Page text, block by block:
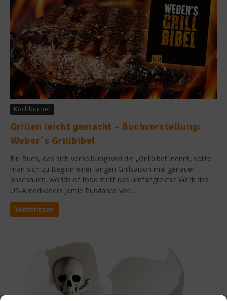
Kochbücher
Grillen leicht gemacht – Buchvorstellung:
Weber´s Grillbibel
Ein Buch, das sich verheißungsvoll die „Grillbibel“ nennt, sollte
man sich zu Beginn einer langen Grillsaison mal genauer
anschauen. worlds of food stellt das umfangreiche Werk des
US-Amerikaners Jamie Purviance vor....
Weiterlesen